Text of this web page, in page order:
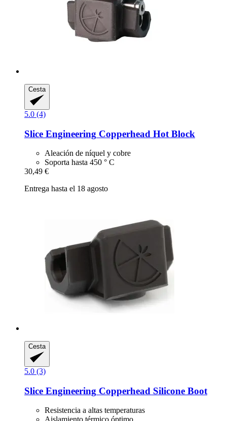
Cesta
5.0 (4)
Slice Engineering Copperhead Hot Block
Aleación de níquel y cobre
Soporta hasta 450 ° C
30,49 €
Entrega hasta el 18 agosto
Cesta
5.0 (3)
Slice Engineering Copperhead Silicone Boot
Resistencia a altas temperaturas